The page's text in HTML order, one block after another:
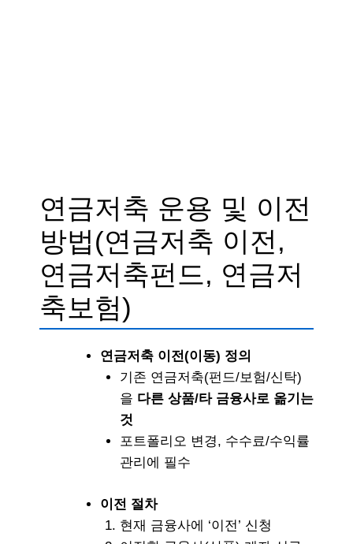
연금저축 운용 및 이전
방법(연금저축 이전,
연금저축펀드, 연금저
축보험)
연금저축 이전(이동) 정의
기존 연금저축(펀드/보험/신탁)
을 다른 상품/타 금융사로 옮기는
것
포트폴리오 변경, 수수료/수익률
관리에 필수
이전 절차
현재 금융사에 ‘이전’ 신청